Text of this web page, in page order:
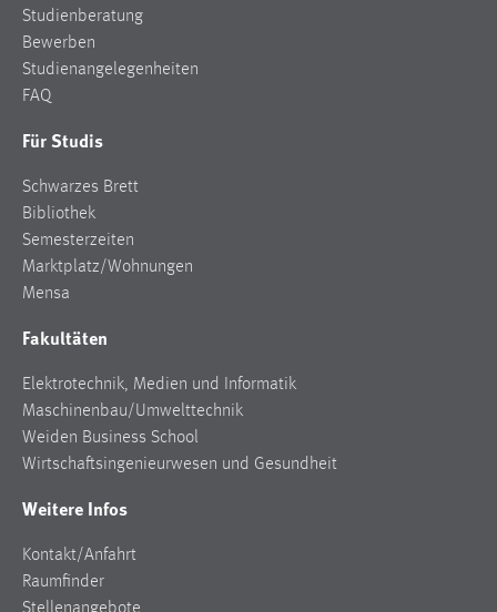
Studienberatung
Bewerben
Studienangelegenheiten
FAQ
Für Studis
Schwarzes Brett
Bibliothek
Semesterzeiten
Marktplatz/Wohnungen
Mensa
Fakultäten
Elektrotechnik, Medien und Informatik
Maschinenbau/Umwelttechnik
Weiden Business School
Wirtschaftsingenieurwesen und Gesundheit
Weitere Infos
Kontakt/Anfahrt
Raumfinder
Zweck:
Chat
Name:
MibewSessionID, MIBEW_UserID, mibew_locale, mibew-
chat-frame-style-5e9dbeb1811c0446
Wird benötigt um die Chatfunktion nutzen zu können.
Cookie Laufzeit:
MibewSessionID, mibew-chat-frame-style-
5e9dbeb1811c0446 = Sitzungslaufzeit, mibew_locale = 3
Jahre, MIBEW_UserID = 1 Jahr
Login
Name:
fe_user, be_user, be_lastLoginProvider